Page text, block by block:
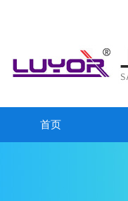
首页